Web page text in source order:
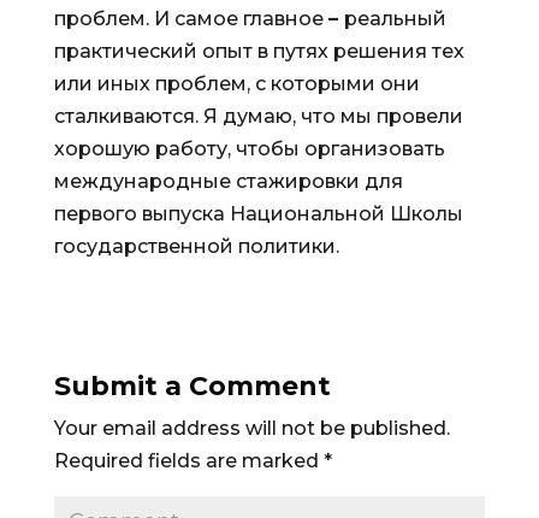
проблем. И самое главное – реальный
практический опыт в путях решения тех
или иных проблем, с которыми они
сталкиваются. Я думаю, что мы провели
хорошую работу, чтобы организовать
международные стажировки для
первого выпуска Национальной Школы
государственной политики.
Submit a Comment
Your email address will not be published.
Required fields are marked *